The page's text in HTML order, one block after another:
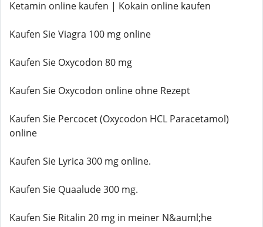
Ketamin online kaufen | Kokain online kaufen
Kaufen Sie Viagra 100 mg online
Kaufen Sie Oxycodon 80 mg
Kaufen Sie Oxycodon online ohne Rezept
Kaufen Sie Percocet (Oxycodon HCL Paracetamol)
online
Kaufen Sie Lyrica 300 mg online.
Kaufen Sie Quaalude 300 mg.
Kaufen Sie Ritalin 20 mg in meiner N&auml;he